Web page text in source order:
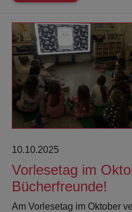
10.10.2025
Vorlesetag im
Bücherfreunde!
Am Vorlesetag im Oktober